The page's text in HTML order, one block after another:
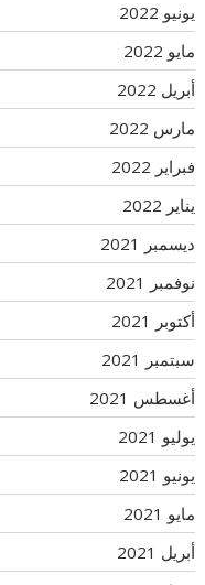
يونيو 2022
مايو 2022
أبريل 2022
مارس 2022
فبراير 2022
يناير 2022
ديسمبر 2021
نوفمبر 2021
أكتوبر 2021
سبتمبر 2021
أغسطس 2021
يوليو 2021
يونيو 2021
مايو 2021
أبريل 2021